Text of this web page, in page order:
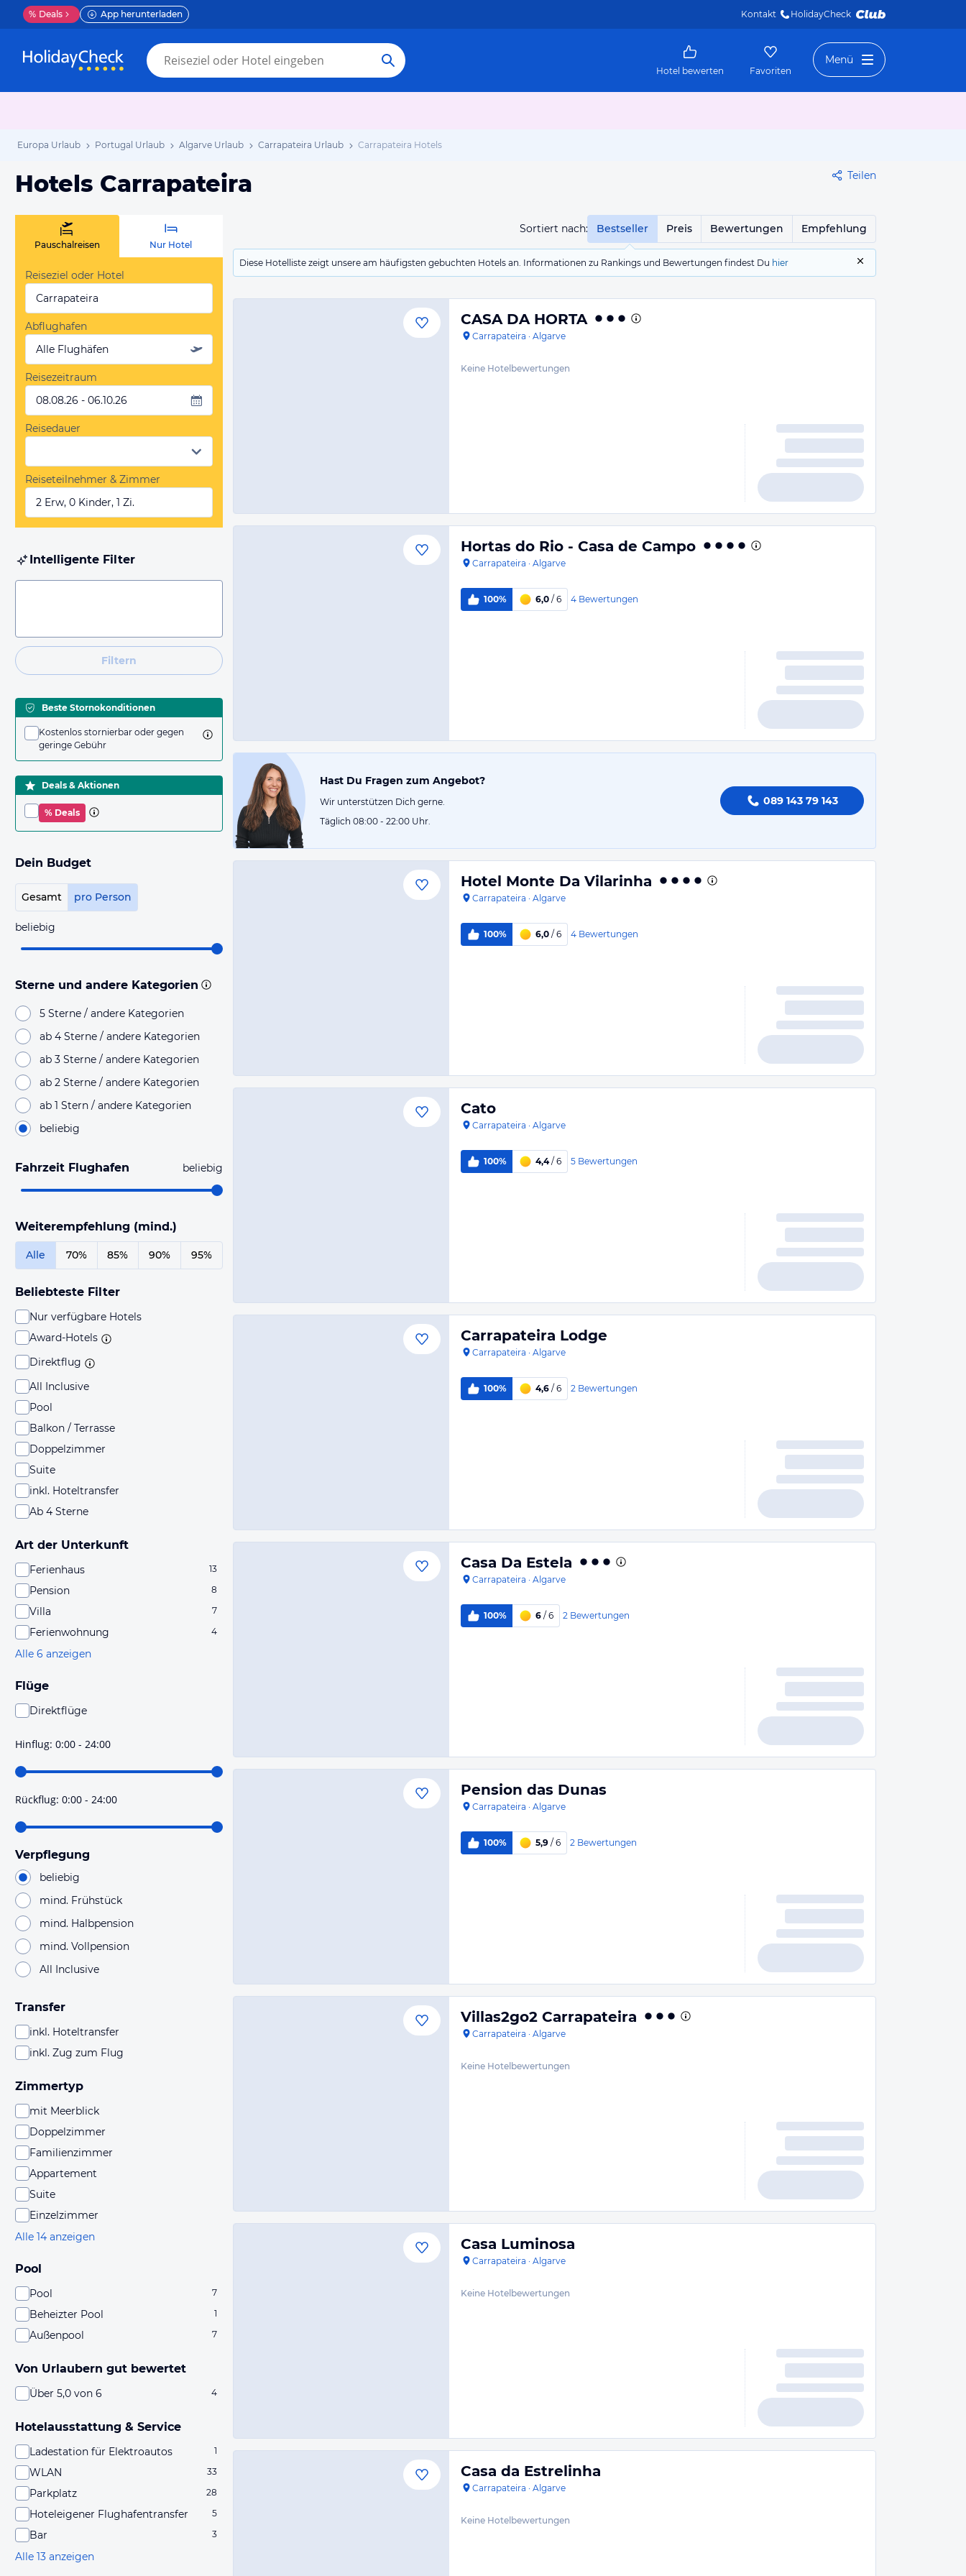
% Deals App herunterladen Kontakt HolidayCheck
Hotel bewerten Favoriten
Menü
Europa Urlaub Portugal Urlaub Algarve Urlaub Carrapateira Urlaub Carrapateira Hotels
Hotels Carrapateira Teilen
Sortiert nach: Bestseller Preis Bewertungen Empfehlung
Diese Hotelliste zeigt unsere am häufigsten gebuchten Hotels an. Informationen zu Rankings und Bewertungen findest Du hier
Pauschalreisen Nur Hotel
Reiseziel oder Hotel
Carrapateira
Abflughafen
Alle Flughäfen
Reisezeitraum
08.08.26 - 06.10.26
Reisedauer
Reiseteilnehmer & Zimmer
2 Erw, 0 Kinder, 1 Zi.
Intelligente Filter
Filtern
Beste Stornokonditionen
Kostenlos stornierbar oder gegen
geringe Gebühr
Deals & Aktionen
% Deals
Dein Budget
Gesamt pro Person
beliebig
Sterne und andere Kategorien
5 Sterne / andere Kategorien
ab 4 Sterne / andere Kategorien
ab 3 Sterne / andere Kategorien
ab 2 Sterne / andere Kategorien
ab 1 Stern / andere Kategorien
beliebig
Fahrzeit Flughafen beliebig
Weiterempfehlung (mind.)
Alle 70% 85% 90% 95%
Beliebteste Filter
Nur verfügbare Hotels
Award-Hotels
Direktflug
All Inclusive
Pool
Balkon / Terrasse
Doppelzimmer
Suite
inkl. Hoteltransfer
Ab 4 Sterne
Art der Unterkunft
Ferienhaus 13
Pension 8
Villa 7
Ferienwohnung 4
Alle 6 anzeigen
Flüge
Direktflüge
hoher Wahrscheinlichkeit Direktflüge sind. Bitte
prüfe vor der Buchung noch einmal die Flugdetails.
Hinflug: 0:00 - 24:00
Rückflug: 0:00 - 24:00
Verpflegung
beliebig
mind. Frühstück
mind. Halbpension
mind. Vollpension
All Inclusive
Transfer
inkl. Hoteltransfer
inkl. Zug zum Flug
Zimmertyp
mit Meerblick
Doppelzimmer
Familienzimmer
Appartement
Suite
Einzelzimmer
Alle 14 anzeigen
Pool
Pool 7
Beheizter Pool 1
Außenpool 7
Von Urlaubern gut bewertet
Über 5,0 von 6 4
Hotelausstattung & Service
Ladestation für Elektroautos 1
WLAN 33
Parkplatz 28
Hoteleigener Flughafentransfer 5
Bar 3
Alle 13 anzeigen
CASA DA HORTA
Carrapateira · Algarve
Keine Hotelbewertungen
Hortas do Rio - Casa de Campo
Carrapateira · Algarve
100% 6,0 / 6 4 Bewertungen
Hast Du Fragen zum Angebot?
Wir unterstützen Dich gerne.
Täglich 08:00 - 22:00 Uhr.
089 143 79 143
Hotel Monte Da Vilarinha
Carrapateira · Algarve
100% 6,0 / 6 4 Bewertungen
Cato
Carrapateira · Algarve
100% 4,4/ 6 5 Bewertungen
Carrapateira Lodge
Carrapateira · Algarve
100% 4,6 / 6 2 Bewertungen
Casa Da Estela
Carrapateira · Algarve
100% 6 / 6 2 Bewertungen
Pension das Dunas
Carrapateira · Algarve
100% 5,9 / 6 2 Bewertungen
Villas2go2 Carrapateira
Carrapateira · Algarve
Keine Hotelbewertungen
Casa Luminosa
Carrapateira · Algarve
Keine Hotelbewertungen
Casa da Estrelinha
Carrapateira · Algarve
Keine Hotelbewertungen